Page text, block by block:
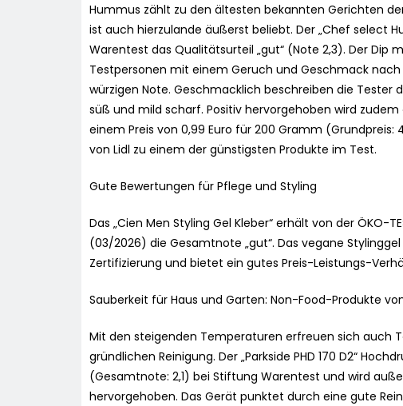
Hummus zählt zu den ältesten bekannten Gerichten
ist auch hierzulande äußerst beliebt. Der „Chef select
Warentest das Qualitätsurteil „gut“ (Note 2,3). Der Dip
Testpersonen mit einem Geruch und Geschmack
würzigen Note. Geschmacklich beschreiben die Tester
süß und mild scharf. Positiv hervorgehoben wird
einem Preis von 0,99 Euro für 200 Gramm
von Lidl zu einem der günstigsten Produkte im Test.
Gute Bewertungen für Pflege und Styling
Das „Cien Men Styling Gel Kleber“ erhält von der ÖKO-
(03/2026) die Gesamtnote „gut“. Das vegane
Zertifizierung und bietet ein gutes Preis-Leistungs-
Sauberkeit für Haus und Garten: Non-Food-Produkte
Mit den steigenden Temperaturen erfreuen sich auch
gründlichen Reinigung. Der „Parkside PHD 170 D2“
(Gesamtnote: 2,1) bei Stiftung Warentest und wird
hervorgehoben. Das Gerät punktet durch eine gute